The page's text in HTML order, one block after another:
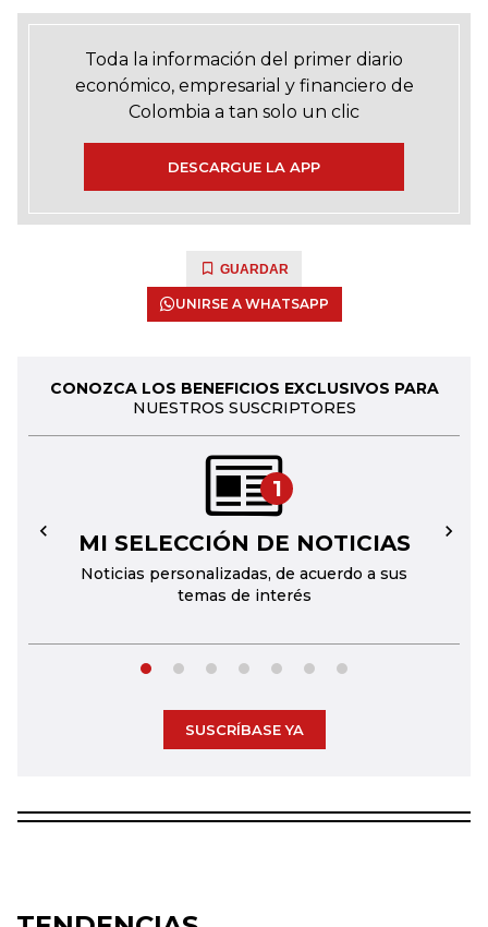
Toda la información del primer diario
económico, empresarial y financiero de
Colombia a tan solo un clic
DESCARGUE LA APP
GUARDAR
UNIRSE A WHATSAPP
CONOZCA LOS BENEFICIOS EXCLUSIVOS PARA
NUESTROS SUSCRIPTORES
1
MI SELECCIÓN DE NOTICIAS
Noticias personalizadas, de acuerdo a sus
temas de interés
← →
SUSCRÍBASE YA